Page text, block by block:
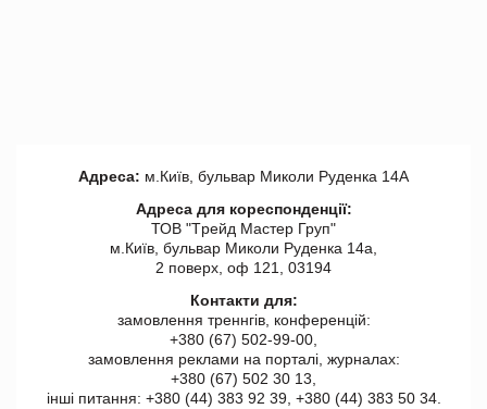
Адреса: м.Київ, бульвар Миколи Руденка 14А
Адреса для кореспонденції:
ТОВ "Tрейд Мастер Груп"
м.Київ, бульвар Миколи Руденка 14а,
2 поверх, оф 121, 03194
Контакти для:
замовлення треннгів, конференцій:
+380 (67) 502-99-00,
замовлення реклами на порталі, журналах:
+380 (67) 502 30 13,
інші питання: +380 (44) 383 92 39, +380 (44) 383 50 34.